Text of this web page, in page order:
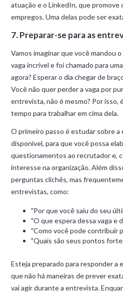
atuação e o LinkedIn, que
empregos. Uma delas pode ser
7. Preparar-se para as
Vamos imaginar que você mandou
vaga incrível e foi chamado para
agora? Esperar o dia chegar de
Você não quer perder a vaga por
entrevista, não é mesmo? Por isso,
tempo para trabalhar em cima dela.
O primeiro passo é estudar sobre a
disponível, para que você possa
questionamentos ao recrutador e,
interesse na organização. Além
perguntas clichês, mas
entrevistas, como:
"Por que você saiu do seu
"O que espera dessa vaga e
"Como você pode contribuir
"Quais são seus pontos
Esteja preparado para responder a
que não há maneiras de prever
vai agir durante a entrevista.